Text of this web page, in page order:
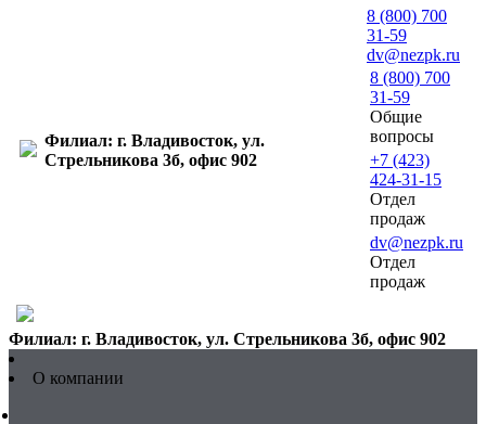
Филиал: г. Владивосток, ул.
Стрельникова 3б, офис 902
8 (800) 700
31-59
dv@nezpk.ru
8 (800) 700
31-59
Общие
вопросы
+7 (423)
424-31-15
Отдел
продаж
dv@nezpk.ru
Отдел
продаж
Филиал: г. Владивосток, ул. Стрельникова 3б, офис 902
О компании